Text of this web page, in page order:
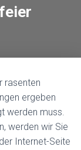
rasenten
ergeben
werden muss.
werden wir Sie
Internet-Seite